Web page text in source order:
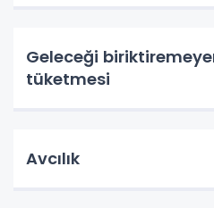
Geleceği
tüketmesi
Avcılık